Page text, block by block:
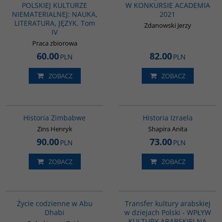
POLSKIEJ KULTURZE
NIEMATERIALNEJ: NAUKA,
LITERATURA, JĘZYK. Tom
IV
Praca zbiorowa
60.00PLN
ZOBACZ
W KONKURSIE ACADEMIA
2021
Zdanowski Jerzy
82.00PLN
ZOBACZ
Historia Zimbabwe
Zins Henryk
90.00PLN
ZOBACZ
Historia Izraela
Shapira Anita
73.00PLN
ZOBACZ
Życie codzienne w Abu
Dhabi
Transfer kultury arabskiej
w dziejach Polski - WPŁYW